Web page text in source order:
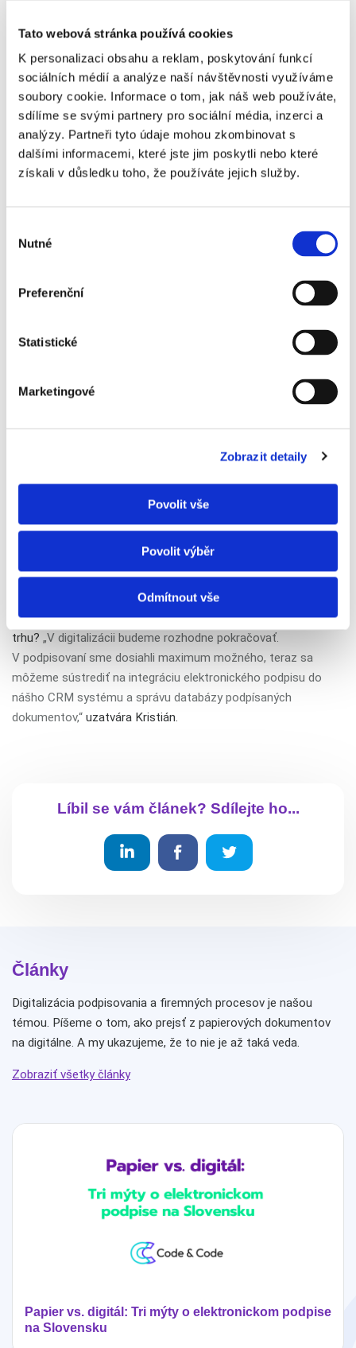
Tato webová stránka používá cookies
K personalizaci obsahu a reklam, poskytování funkcí
sociálních médií a analýze naší návštěvnosti využíváme
soubory cookie. Informace o tom, jak náš web používáte,
sdílíme se svými partnery pro sociální média, inzerci a
analýzy. Partneři tyto údaje mohou zkombinovat s
dalšími informacemi, které jste jim poskytli nebo které
získali v důsledku toho, že používáte jejich služby.
souhlasu
Nutné
Preferenční
Statistické
Marketingové
Zobrazit detaily
Povolit vše
Povolit výběr
Odmítnout vše
čas a sústrediť sa na klientov.
Všetko v jednom systéme, prehľadne a rýchlo
Moderný maklér podpíše ročne približne 600
. Všetko prebieha priamo v aplikácii Signi, bez
potreby využívať DMS systémy. Následne vytvára databázu
podpísaných zmlúv.
podotýka
podpis zmluvynabrať ďalšiu nehnuteľnosť
vyhľadám, čo potrebujem. Často s nami klient rieši viac
rovno mi vyskočí zo systému,“pochvaľuje si Kristián.
Moderný maklér s digitalizáciou
pokračuje
Aké stereotypy zbúraModerný maklérpo piatich rokoch na
trhu? „V digitalizácii budeme rozhodne pokračovať.
V podpisovaní sme dosiahli maximum možného, teraz sa
môžeme sústrediť na integráciu elektronického podpisu do
nášho CRM systému a správu databázy podpísaných
dokumentov,“ uzatvára Kristián.
Líbil se vám článek? Sdílejte ho...
Články
Digitalizácia podpisovania a firemných procesov je našou
témou. Píšeme o tom, ako prejsť z papierových dokumentov
na digitálne. A my ukazujeme, že to nie je až taká veda.
Zobraziť všetky články
Papier vs. digitál: Tri mýty o elektronickom podpise
na Slovensku